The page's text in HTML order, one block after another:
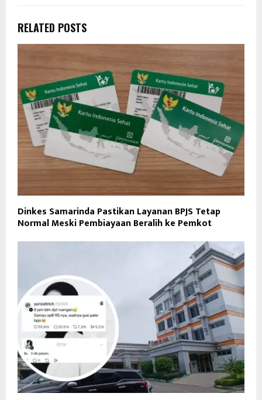
RELATED POSTS
Dinkes Samarinda Pastikan Layanan BPJS Tetap
Normal Meski Pembiayaan Beralih ke Pemkot